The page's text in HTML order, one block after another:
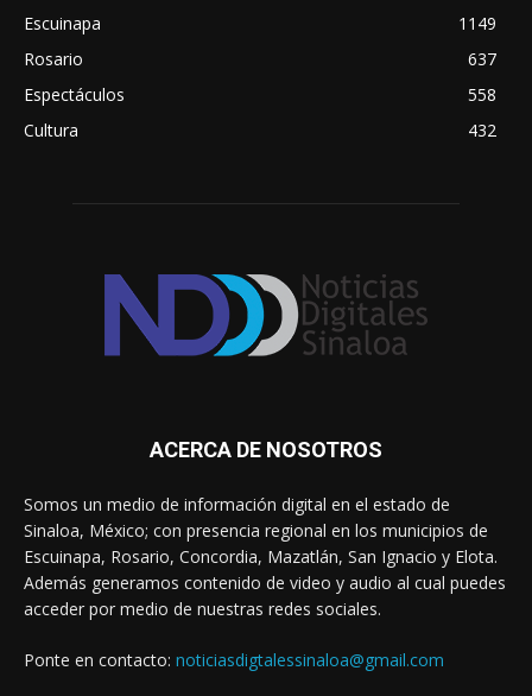
Escuinapa
1149
Rosario
637
Espectáculos
558
Cultura
432
ACERCA DE NOSOTROS
Somos un medio de información digital en el estado de
Sinaloa, México; con presencia regional en los municipios de
Escuinapa, Rosario, Concordia, Mazatlán, San Ignacio y Elota.
Además generamos contenido de video y audio al cual puedes
acceder por medio de nuestras redes sociales.
Ponte en contacto: noticiasdigtalessinaloa@gmail.com